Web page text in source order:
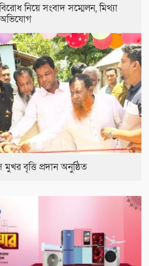
নিয়ে সংবাদ সম্মেলন, মিথ্যা
অভিযোগ
মুখর বৃত্তি প্রদান অনুষ্ঠিত